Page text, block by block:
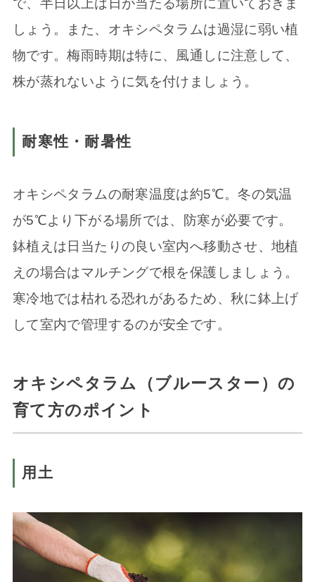
で、半日以上は日が当たる場所に置いておきま
しょう。また、オキシペタラムは過湿に弱い植
物です。梅雨時期は特に、風通しに注意して、
株が蒸れないように気を付けましょう。
耐寒性・耐暑性
オキシペタラムの耐寒温度は約5℃。冬の気温
が5℃より下がる場所では、防寒が必要です。
鉢植えは日当たりの良い室内へ移動させ、地植
えの場合はマルチングで根を保護しましょう。
寒冷地では枯れる恐れがあるため、秋に鉢上げ
して室内で管理するのが安全です。
オキシペタラム（ブルースター）の
育て方のポイント
用土